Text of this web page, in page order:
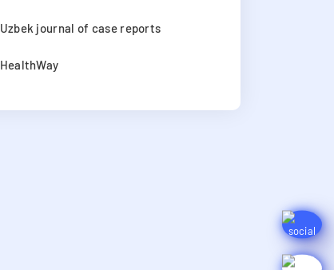
Uzbek journal of case reports
HealthWay